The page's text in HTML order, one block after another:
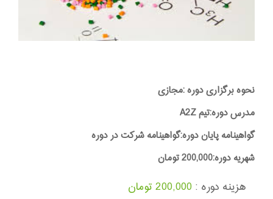
نحوه برگزاری دوره :مجازی
مدرس دوره:تیم A2Z
گواهینامه پایان دوره:گواهینامه شرکت در دوره
شهریه دوره:200,000 تومان
هزینه دوره : 200,000 تومان